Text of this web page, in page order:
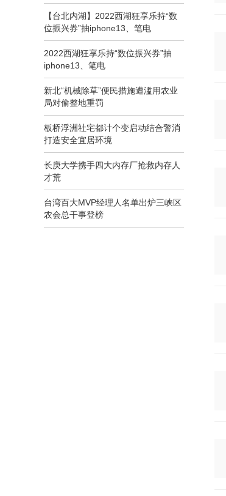
【台北内湖】2022西湖狂享乐持“数
位振兴券”抽iphone13、笔电
2022西湖狂享乐持“数位振兴券”抽
iphone13、笔电
新北“机械除草”便民措施遭滥用农业
局对偷整地重罚
板桥浮洲社宅都计个变启动结合警消
打造安全宜居环境
长庚大学携手四大内存厂抢救内存人
才荒
台湾百大MVP经理人名单出炉三峡区
农会总干事登榜